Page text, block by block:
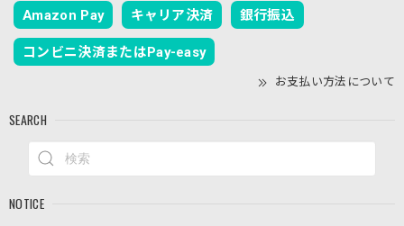
Amazon Pay キャリア決済 銀行振込
コンビニ決済またはPay-easy
お支払い方法について
SEARCH
NOTICE